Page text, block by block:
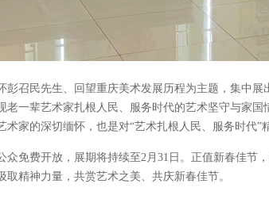
彭召民先生、回望重庆美术发展历程为主题，集中
老一辈艺术家扎根人民、服务时代的艺术坚守与家
术家的深切缅怀，也是对“艺术扎根人民、服务时代”
众免费开放，展期将持续至2月31日。正值新春佳节
取精神力量，共赏艺术之美、共庆新春佳节。